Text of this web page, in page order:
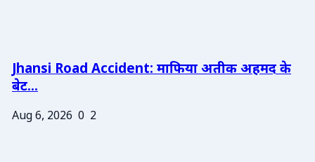
Jhansi Road Accident: माफिया अतीक अहमद के
बेट...
Aug 6, 2026 0 2